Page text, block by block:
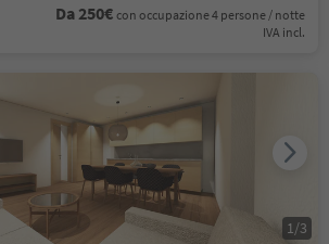
Da 250€ con occupazione 4 persone / notte
IVA incl.
1 /3